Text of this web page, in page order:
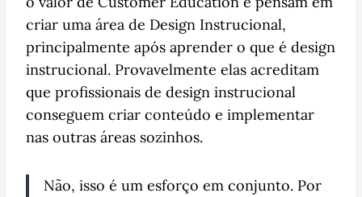
criar uma área de Design Instrucional,
principalmente após aprender o que é design
instrucional. Provavelmente elas acreditam
que profissionais de design instrucional
conseguem criar conteúdo e implementar
nas outras áreas sozinhos.
Não, isso é um esforço em conjunto. Por